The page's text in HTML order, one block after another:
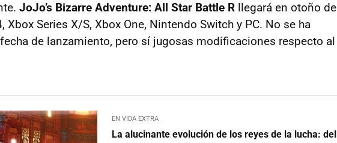
JoJo’s Bizarre Adventure: All Star Battle R llegará en otoño de
Xbox Series X/S, Xbox One, Nintendo Switch y PC. No se ha
de lanzamiento, pero sí jugosas modificaciones respecto al
EN VIDA EXTRA
La alucinante evolución de los reyes de la lucha: del